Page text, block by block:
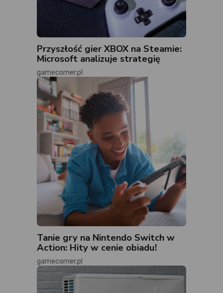
Przyszłość gier XBOX na Steamie:
Microsoft analizuje strategię
gamecorner.pl
Tanie gry na Nintendo Switch w
Action: Hity w cenie obiadu!
gamecorner.pl